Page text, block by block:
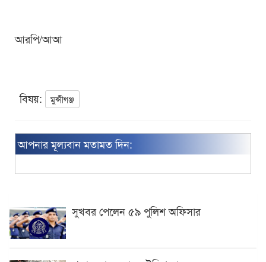
আরপি/আআ
বিষয়: মুন্সীগঞ্জ
আপনার মূল্যবান মতামত দিন:
সুখবর পেলেন ৫৯ পুলিশ অফিসার